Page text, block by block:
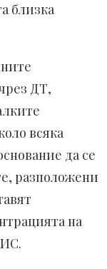
близка
ДТ,
всяка
да се
разположени
на